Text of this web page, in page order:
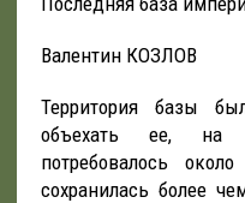
Валентин КОЗЛОВ
Территория базы
объехать ее, на
потребовалось
сохранилась более